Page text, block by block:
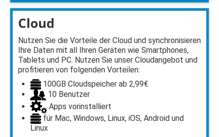
Cloud
Nutzen Sie die Vorteile der Cloud und synchronisieren
Ihre Daten mit all Ihren Geräten wie Smartphones,
Tablets und PC. Nutzen Sie unser Cloudangebot und
profitieren von folgenden Vorteilen:
100GB Cloudspeicher ab 2,99€
10 Benutzer
Apps vorinstalliert
für Mac, Windows, Linux, iOS, Android und
Linux